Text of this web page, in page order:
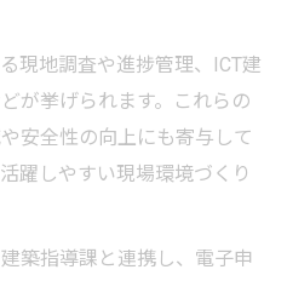
現地調査や進捗管理、ICT建
が挙げられます。これらの
安全性の向上にも寄与して
躍しやすい現場環境づくり
築指導課と連携し、電子申